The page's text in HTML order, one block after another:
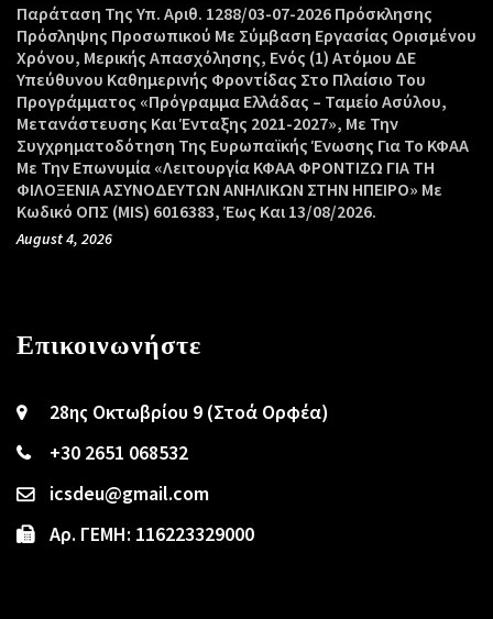
Παράταση Της Υπ. Αριθ. 1288/03-07-2026 Πρόσκλησης
Πρόσληψης Προσωπικού Με Σύμβαση Εργασίας Ορισμένου
Χρόνου, Μερικής Απασχόλησης, Ενός (1) Ατόμου ΔΕ
Υπεύθυνου Καθημερινής Φροντίδας Στο Πλαίσιο Του
Προγράμματος «Πρόγραμμα Ελλάδας – Ταμείο Ασύλου,
Μετανάστευσης Και Ένταξης 2021-2027», Με Την
Συγχρηματοδότηση Της Ευρωπαϊκής Ένωσης Για Το ΚΦΑΑ
Με Την Επωνυμία «Λειτουργία ΚΦΑΑ ΦΡΟΝΤΙΖΩ ΓΙΑ ΤΗ
ΦΙΛΟΞΕΝΙΑ ΑΣΥΝΟΔΕΥΤΩΝ ΑΝΗΛΙΚΩΝ ΣΤΗΝ ΗΠΕΙΡΟ» Με
Κωδικό ΟΠΣ (MIS) 6016383, Έως Και 13/08/2026.
August 4, 2026
Επικοινωνήστε
28ης Οκτωβρίου 9 (Στοά Ορφέα)
+30 2651 068532
icsdeu@gmail.com
Αρ. ΓΕΜΗ: 116223329000